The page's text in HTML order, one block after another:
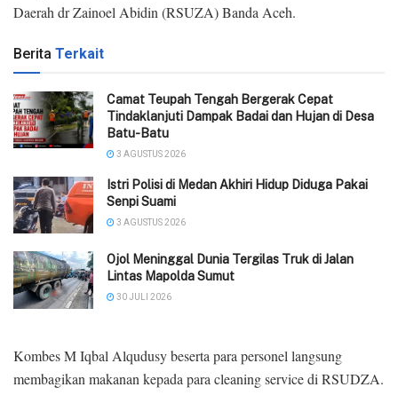
Daerah dr Zainoel Abidin (RSUZA) Banda Aceh.
Berita Terkait
Camat Teupah Tengah Bergerak Cepat
Tindaklanjuti Dampak Badai dan Hujan di Desa
Batu-Batu
3 AGUSTUS 2026
‎Istri Polisi di Medan Akhiri Hidup Diduga Pakai
Senpi Suami
3 AGUSTUS 2026
Ojol Meninggal Dunia Tergilas Truk di Jalan
Lintas Mapolda Sumut
30 JULI 2026
Kombes M Iqbal Alqudusy beserta para personel langsung
membagikan makanan kepada para cleaning service di RSUDZA.